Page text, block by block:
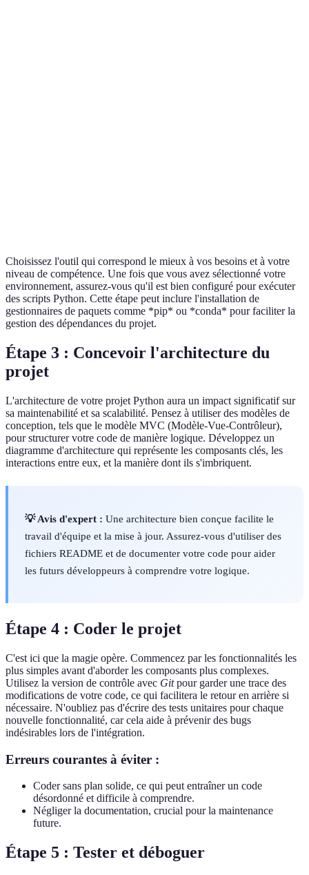
Choisissez l'outil qui correspond le mieux à vos besoins et à votre
niveau de compétence. Une fois que vous avez sélectionné votre
environnement, assurez-vous qu'il est bien configuré pour exécuter
des scripts Python. Cette étape peut inclure l'installation de
gestionnaires de paquets comme *pip* ou *conda* pour faciliter la
gestion des dépendances du projet.
Étape 3 : Concevoir l'architecture du
projet
L'architecture de votre projet Python aura un impact significatif sur
sa maintenabilité et sa scalabilité. Pensez à utiliser des modèles de
conception, tels que le modèle MVC (Modèle-Vue-Contrôleur),
pour structurer votre code de manière logique. Développez un
diagramme d'architecture qui représente les composants clés, les
interactions entre eux, et la manière dont ils s'imbriquent.
💡 Avis d'expert : Une architecture bien conçue facilite le
travail d'équipe et la mise à jour. Assurez-vous d'utiliser des
fichiers README et de documenter votre code pour aider
les futurs développeurs à comprendre votre logique.
Étape 4 : Coder le projet
C'est ici que la magie opère. Commencez par les fonctionnalités les
plus simples avant d'aborder les composants plus complexes.
Utilisez la version de contrôle avec Gitpour garder une trace des
modifications de votre code, ce qui facilitera le retour en arrière si
nécessaire. N'oubliez pas d'écrire des tests unitaires pour chaque
nouvelle fonctionnalité, car cela aide à prévenir des bugs
indésirables lors de l'intégration.
Erreurs courantes à éviter :
Coder sans plan solide, ce qui peut entraîner un code
désordonné et difficile à comprendre.
Négliger la documentation, crucial pour la maintenance
future.
Étape 5 : Tester et déboguer